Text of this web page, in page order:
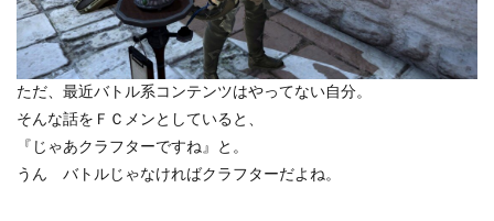
ただ、最近バトル系コンテンツはやってない自分。
そんな話をＦＣメンとしていると、
『じゃあクラフターですね』と。
うん バトルじゃなければクラフターだよね。